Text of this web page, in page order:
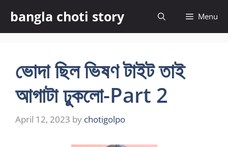
content
bangla choti story Menu
ভোদা ছিল ভিষণ টাইট তাই
আগাটা ঢুকলো-Part 2
April 12, 2023 by chotigolpo